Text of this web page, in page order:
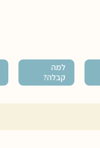
למה
קבלה?